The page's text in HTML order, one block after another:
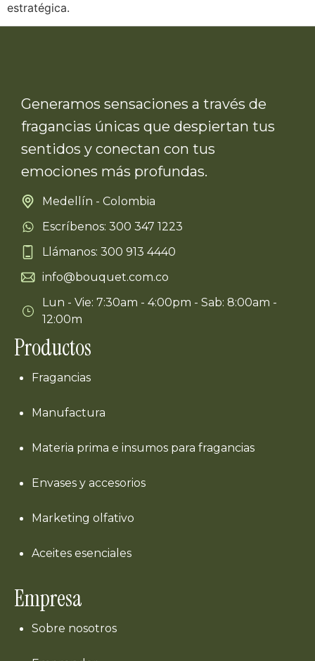
estratégica.
Generamos sensaciones a través de
fragancias únicas que despiertan tus
sentidos y conectan con tus
emociones más profundas.
Medellín - Colombia
Escríbenos: 300 347 1223
Llámanos: 300 913 4440
info@bouquet.com.co
Lun - Vie: 7:30am - 4:00pm - Sab: 8:00am -
12:00m
Productos
Fragancias
Manufactura
Materia prima e insumos para fragancias
Envases y accesorios
Marketing olfativo
Aceites esenciales
Empresa
Sobre nosotros